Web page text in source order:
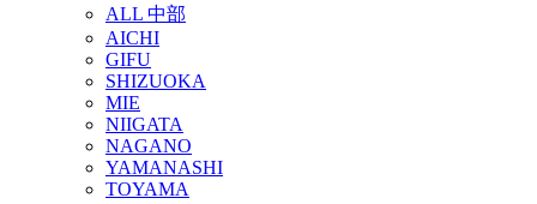
ALL 中部
AICHI
GIFU
SHIZUOKA
MIE
NIIGATA
NAGANO
YAMANASHI
TOYAMA